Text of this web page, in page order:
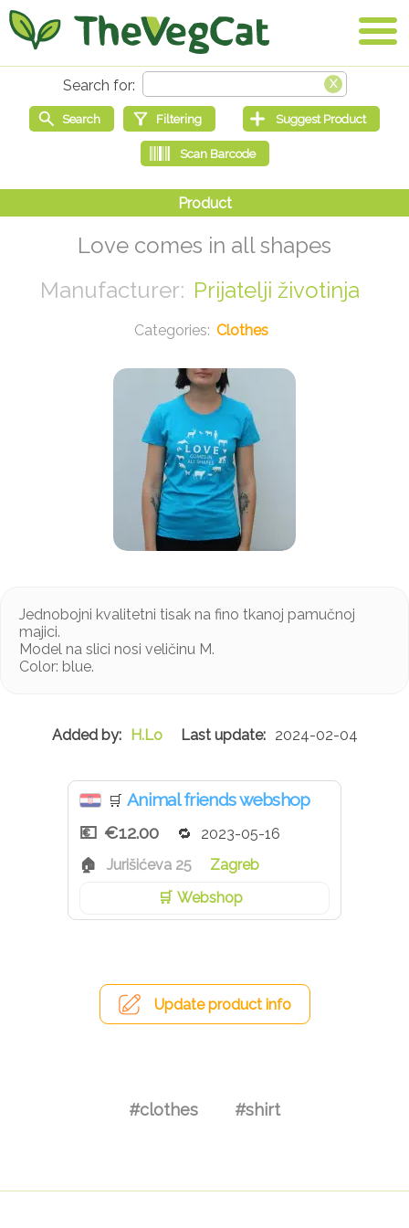
Love comes in all shapes
Prijatelji životinja
Clothes
Jednobojni kvalitetni tisak na fino tkanoj pamučnoj
majici.
Model na slici nosi veličinu M.
Color: blue.
H.Lo 2024-02-04
🛒 Animal friends webshop
€12.00
2023-05-16
Jurišićeva 25
Zagreb
Webshop
Update product info
#clothes #shirt